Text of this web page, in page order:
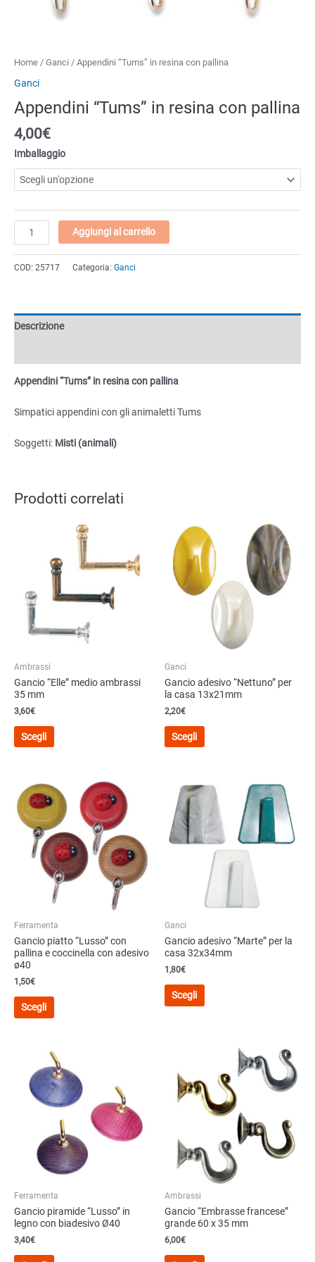
Home / Ganci / Appendini “Tums” in resina con pallina
Ganci
Appendini “Tums” in resina con pallina
4,00€
Imballaggio
Appendini
"Tums"
in
resina
quantità
Aggiungi al carrello
COD: 25717 Categoria: Ganci
Descrizione
Appendini “Tums” in resina con pallina
Simpatici appendini con gli animaletti Tums
Soggetti: Misti (animali)
Prodotti correlati
Ambrassi
Gancio “Elle” medio ambrassi
35 mm
3,60€
Scegli
Questo
prodotto
varianti.
Le
opzioni
possono
essere
scelte
nella
pagina
prodotto
Ganci
Gancio adesivo “Nettuno” per
la casa 13x21mm
2,20€
Scegli
Questo
prodotto
varianti.
opzioni
possono
essere
scelte
nella
pagina
Ferramenta
Gancio piatto “Lusso” con
pallina e coccinella con adesivo
ø40
1,50€
Scegli
Questo
varianti.
Le
opzioni
possono
essere
scelte
nella
pagina
prodotto
Ganci
Gancio adesivo “Marte” per la
casa 32x34mm
1,80€
Scegli
Questo
varianti.
opzioni
possono
essere
nella
pagina
del
Ferramenta
Gancio piramide “Lusso” in
legno con biadesivo Ø40
3,40€
Questo
Ambrassi
Gancio “Embrasse francese”
grande 60 x 35 mm
6,00€
Questo